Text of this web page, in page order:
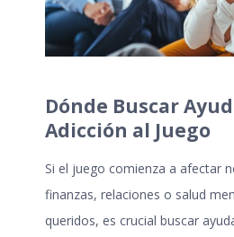
Dónde Buscar
Adicción al Juego
Si el juego comienza a afectar
finanzas, relaciones o salud
queridos, es crucial buscar